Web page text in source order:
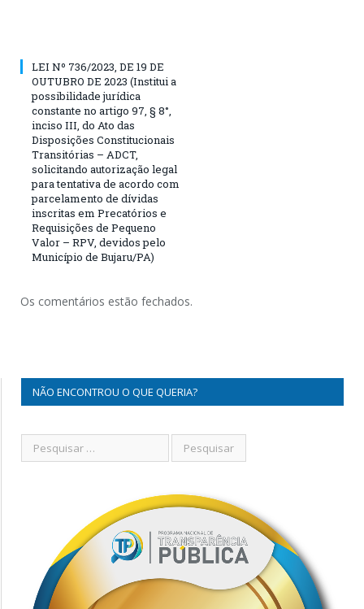
LEI Nº 736/2023, DE 19 DE
OUTUBRO DE 2023 (Institui a
possibilidade jurídica
constante no artigo 97, § 8°,
inciso III, do Ato das
Disposições Constitucionais
Transitórias – ADCT,
solicitando autorização legal
para tentativa de acordo com
parcelamento de dívidas
inscritas em Precatórios e
Requisições de Pequeno
Valor – RPV, devidos pelo
Município de Bujaru/PA)
Os comentários estão fechados.
NÃO ENCONTROU O QUE QUERIA?